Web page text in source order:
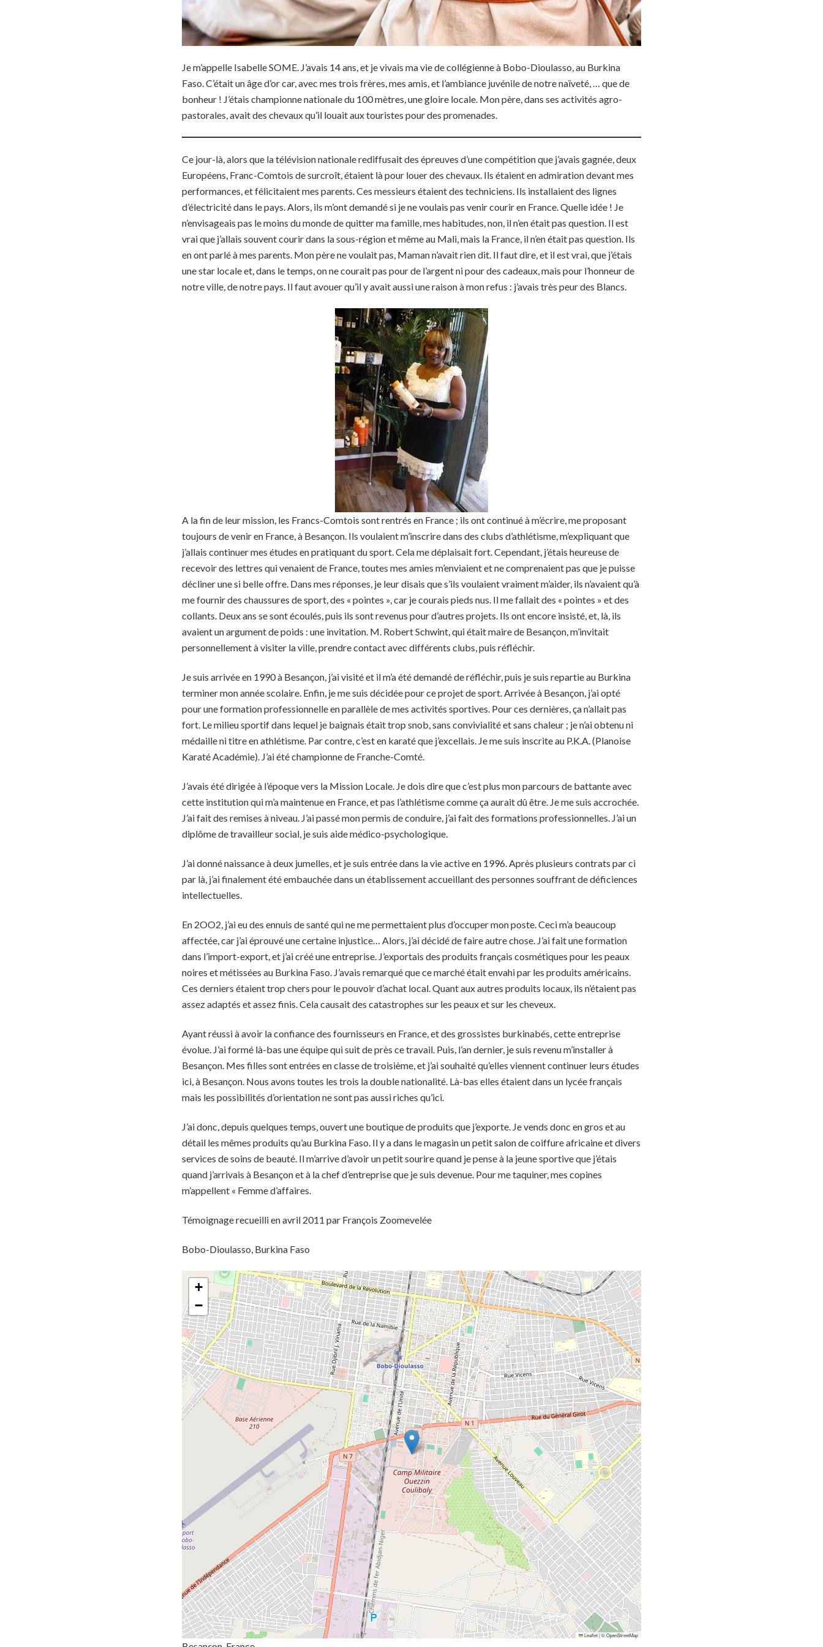
Je m’appelle Isabelle SOME. J’avais 14 ans, et je vivais ma vie de collégienne à Bobo-Dioulasso, au Burkina
Faso. C’était un âge d’or car, avec mes trois frères, mes amis, et l’ambiance juvénile de notre naïveté, … que de
bonheur ! J’étais championne nationale du 100 mètres, une gloire locale. Mon père, dans ses activités agro-
pastorales, avait des chevaux qu’il louait aux touristes pour des promenades.
Ce jour-là, alors que la télévision nationale rediffusait des épreuves d’une compétition que j’avais gagnée, deux
Européens, Franc-Comtois de surcroît, étaient là pour louer des chevaux. Ils étaient en admiration devant mes
performances, et félicitaient mes parents. Ces messieurs étaient des techniciens. Ils installaient des lignes
d’électricité dans le pays. Alors, ils m’ont demandé si je ne voulais pas venir courir en France. Quelle idée ! Je
n’envisageais pas le moins du monde de quitter ma famille, mes habitudes, non, il n’en était pas question. Il est
vrai que j’allais souvent courir dans la sous-région et même au Mali, mais la France, il n’en était pas question. Ils
en ont parlé à mes parents. Mon père ne voulait pas, Maman n’avait rien dit. Il faut dire, et il est vrai, que j’étais
une star locale et, dans le temps, on ne courait pas pour de l’argent ni pour des cadeaux, mais pour l’honneur de
notre ville, de notre pays. Il faut avouer qu’il y avait aussi une raison à mon refus : j’avais très peur des Blancs.
A la fin de leur mission, les Francs-Comtois sont rentrés en France ; ils ont continué à m’écrire, me proposant
toujours de venir en France, à Besançon. Ils voulaient m’inscrire dans des clubs d’athlétisme, m’expliquant que
j’allais continuer mes études en pratiquant du sport. Cela me déplaisait fort. Cependant, j’étais heureuse de
recevoir des lettres qui venaient de France, toutes mes amies m’enviaient et ne comprenaient pas que je puisse
décliner une si belle offre. Dans mes réponses, je leur disais que s’ils voulaient vraiment m’aider, ils n’avaient qu’à
me fournir des chaussures de sport, des « pointes », car je courais pieds nus. Il me fallait des « pointes » et des
collants. Deux ans se sont écoulés, puis ils sont revenus pour d’autres projets. Ils ont encore insisté, et, là, ils
avaient un argument de poids : une invitation. M. Robert Schwint, qui était maire de Besançon, m’invitait
personnellement à visiter la ville, prendre contact avec différents clubs, puis réfléchir.
Je suis arrivée en 1990 à Besançon, j’ai visité et il m’a été demandé de réfléchir, puis je suis repartie au Burkina
terminer mon année scolaire. Enfin, je me suis décidée pour ce projet de sport. Arrivée à Besançon, j’ai opté
pour une formation professionnelle en parallèle de mes activités sportives. Pour ces dernières, ça n’allait pas
fort. Le milieu sportif dans lequel je baignais était trop snob, sans convivialité et sans chaleur ; je n’ai obtenu ni
médaille ni titre en athlétisme. Par contre, c’est en karaté que j’excellais. Je me suis inscrite au P.K.A. (Planoise
Karaté Académie). J’ai été championne de Franche-Comté.
J’avais été dirigée à l’époque vers la Mission Locale. Je dois dire que c’est plus mon parcours de battante avec
cette institution qui m’a maintenue en France, et pas l’athlétisme comme ça aurait dû être. Je me suis accrochée.
J’ai fait des remises à niveau. J’ai passé mon permis de conduire, j’ai fait des formations professionnelles. J’ai un
diplôme de travailleur social, je suis aide médico-psychologique.
J’ai donné naissance à deux jumelles, et je suis entrée dans la vie active en 1996. Après plusieurs contrats par ci
par là, j’ai finalement été embauchée dans un établissement accueillant des personnes souffrant de déficiences
intellectuelles.
En 2OO2, j’ai eu des ennuis de santé qui ne me permettaient plus d’occuper mon poste. Ceci m’a beaucoup
affectée, car j’ai éprouvé une certaine injustice… Alors, j’ai décidé de faire autre chose. J’ai fait une formation
dans l’import-export, et j’ai créé une entreprise. J’exportais des produits français cosmétiques pour les peaux
noires et métissées au Burkina Faso. J’avais remarqué que ce marché était envahi par les produits américains.
Ces derniers étaient trop chers pour le pouvoir d’achat local. Quant aux autres produits locaux, ils n’étaient pas
assez adaptés et assez finis. Cela causait des catastrophes sur les peaux et sur les cheveux.
Ayant réussi à avoir la confiance des fournisseurs en France, et des grossistes burkinabés, cette entreprise
évolue. J’ai formé là-bas une équipe qui suit de près ce travail. Puis, l’an dernier, je suis revenu m’installer à
Besançon. Mes filles sont entrées en classe de troisième, et j’ai souhaité qu’elles viennent continuer leurs études
ici, à Besançon. Nous avons toutes les trois la double nationalité. Là-bas elles étaient dans un lycée français
mais les possibilités d’orientation ne sont pas aussi riches qu’ici.
J’ai donc, depuis quelques temps, ouvert une boutique de produits que j’exporte. Je vends donc en gros et au
détail les mêmes produits qu’au Burkina Faso. Il y a dans le magasin un petit salon de coiffure africaine et divers
services de soins de beauté. Il m’arrive d’avoir un petit sourire quand je pense à la jeune sportive que j’étais
quand j’arrivais à Besançon et à la chef d’entreprise que je suis devenue. Pour me taquiner, mes copines
m’appellent « Femme d’affaires.
Témoignage recueilli en avril 2011 par François Zoomevelée
Bobo-Dioulasso, Burkina Faso
+
−
Leaflet|©OpenStreetMap